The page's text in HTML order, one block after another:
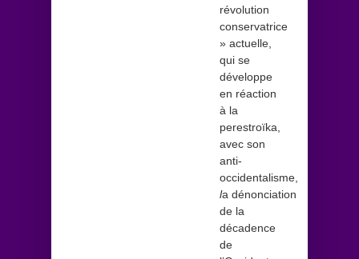
révolution
conservatrice
» actuelle,
qui se
développe
en réaction
à la
perestroïka,
avec son
anti-
occidentalisme,
la dénonciation
de la
décadence
de